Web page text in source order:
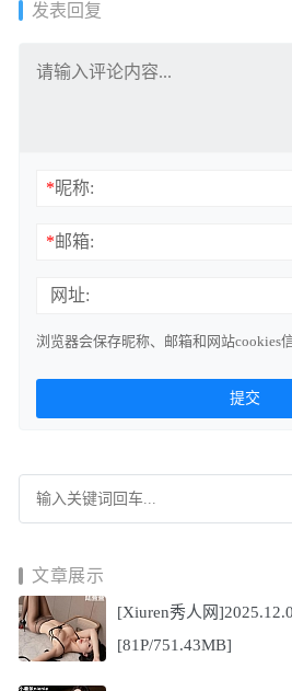
发表回复
*昵称:
*邮箱:
网址:
浏览器会保存昵称、邮箱和网站cookies
文章展示
[Xiuren秀人网
[81P/751.43MB]